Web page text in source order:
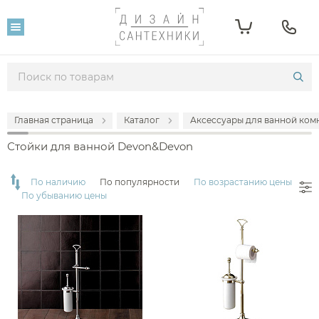
Главная страница Каталог Аксессуары для ванной
Стойки для ванной Devon&Devon
Фильтр
73 745 197 973
Производитель
Devon&Devon
По наличию По популярности
По возрастанию цены
По убыванию цены